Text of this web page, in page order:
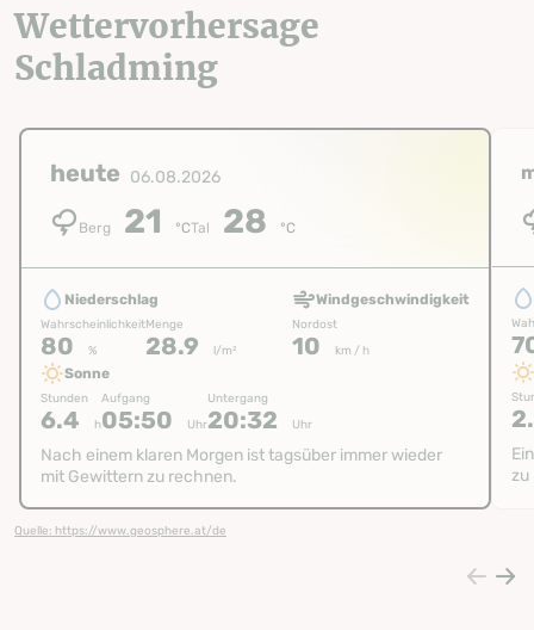
Wettervorhersage
Schladming
heute 06.08.2026
Berg 21 °CTal 28 °C
Niederschlag
Wahrscheinlichkeit
80 %
Menge
28.9 l/m²
Windgeschwindigkeit
Nordost
10 km / h
Sonne
Stunden
6.4 h
Aufgang
05:50 Uhr
Untergang
20:32 Uhr
Nach einem klaren Morgen ist tagsüber immer wieder
mit Gewittern zu rechnen.
zu
Quelle: https://www.geosphere.at/de